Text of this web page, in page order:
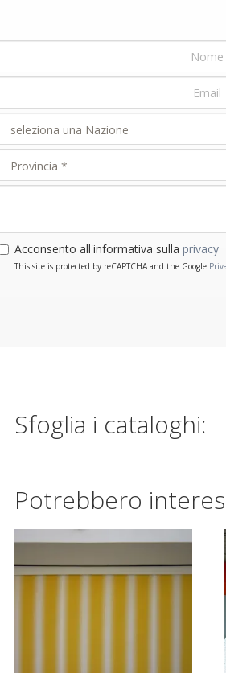
Acconsento all'informativa sulla privacy
This site is protected by reCAPTCHA and the Google
Sfoglia i cataloghi:
Potrebbero